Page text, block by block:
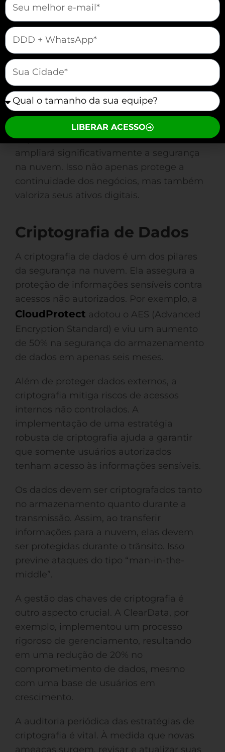
redes privadas virtuais (VPNs) e
segmente a rede para isolar dados
sensíveis.
Auditorias Regulares:
testes de penetração para avaliar a
segurança do ambiente de nuvem.
Implementando estes cuidados, você
ampliará significativamente a segurança
na nuvem. Isso não apenas protege a
continuidade dos negócios, mas também
valoriza seus ativos digitais.
Criptografia de Dados
A criptografia de dados é um dos pilares
da segurança na nuvem. Ela assegura a
proteção de informações sensíveis contra
acessos não autorizados. Por exemplo, a
CloudProtect adotou o AES (Advanced
Encryption Standard) e viu um aumento
de 50% na segurança do armazenamento
de dados em apenas seis meses.
Além de proteger dados externos, a
criptografia mitiga riscos de acessos
internos não controlados. A
implementação de uma estratégia
robusta de criptografia ajuda a garantir
que somente usuários autorizados
tenham acesso às informações sensíveis.
Os dados devem ser criptografados tanto
no armazenamento quanto durante a
transmissão. Assim, ao transferir
informações para a nuvem, elas devem
ser protegidas durante o trânsito. Isso
previne ataques do tipo “man-in-the-
middle”.
A gestão das chaves de criptografia é
outro aspecto crucial. A ClearData, por
exemplo, implementou um processo
rigoroso de gerenciamento, resultando
em uma redução de 20% no
comprometimento de dados, mesmo
com uma base de usuários em
crescimento.
A auditoria periódica das estratégias de
criptografia é vital. À medida que novas
ameaças surgem, revisar e atualizar suas
mauticform[telefone]
mauticform[cidade]
mauticform[equipe]
LIBERAR ACESSO